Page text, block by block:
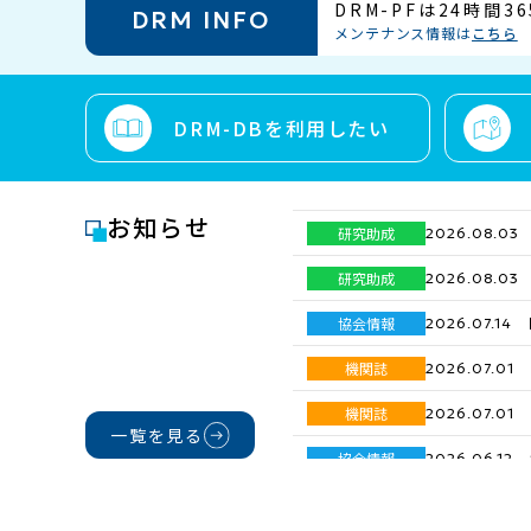
DRM INFO DRM-PFは24時間
メンテナンス情報はこちら
DRM-DBを利用したい
お知らせ 研究助成 2026.08.03
研究助成 2026.08.03
協会情報 2026.07.14
機関誌 2026.07.01
機関誌 2026.07.01
協会情報 2026.06.12
一覧を見る